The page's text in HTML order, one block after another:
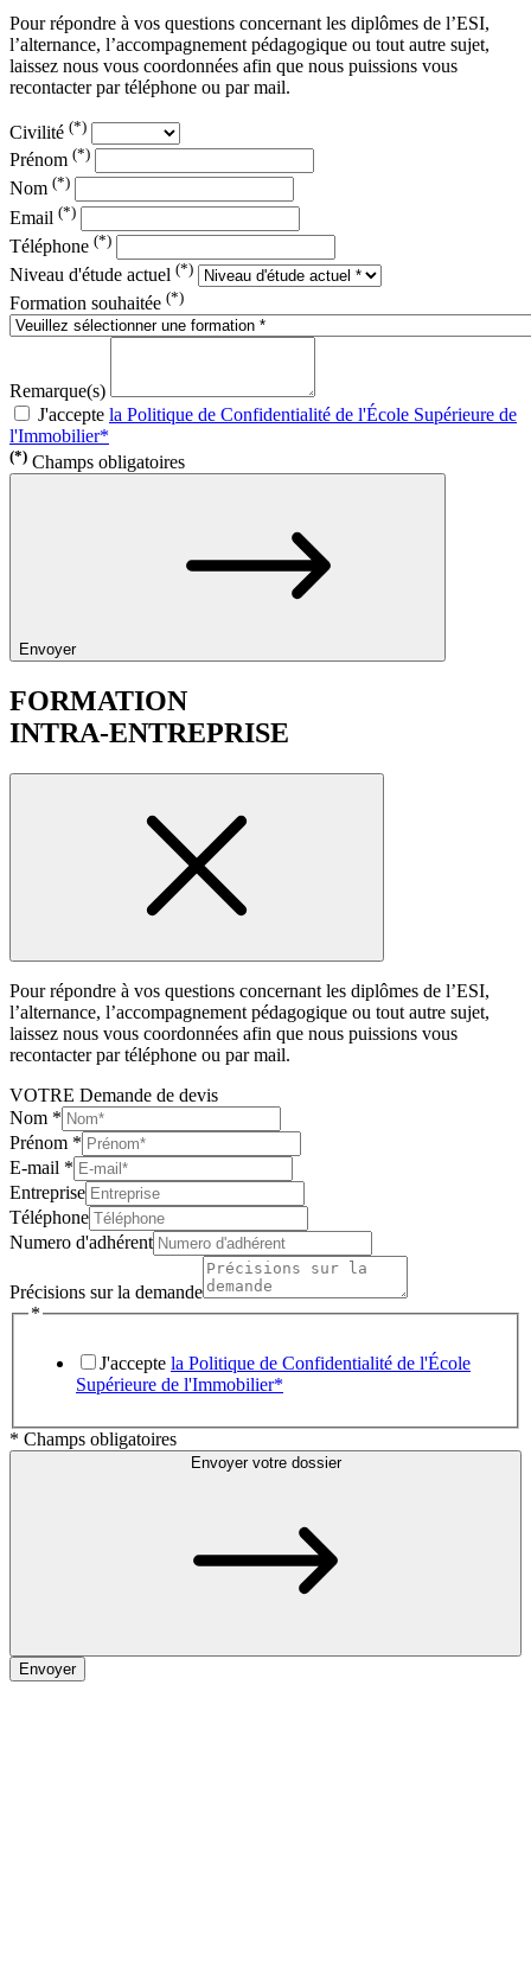
Pour répondre à vos questions concernant les diplômes de l’ESI,
l’alternance, l’accompagnement pédagogique ou tout autre sujet,
laissez nous vous coordonnées afin que nous puissions vous
recontacter par téléphone ou par mail.
Civilité (*)
Prénom (*)
Nom (*)
Email (*)
Téléphone (*)
Niveau d'étude actuel (*)
Formation souhaitée (*)
Remarque(s)
J'accepte la Politique de Confidentialité de l'École Supérieure de
l'Immobilier*
(*) Champs obligatoires
Envoyer
FORMATION
INTRA-ENTREPRISE
Pour répondre à vos questions concernant les diplômes de l’ESI,
l’alternance, l’accompagnement pédagogique ou tout autre sujet,
laissez nous vous coordonnées afin que nous puissions vous
recontacter par téléphone ou par mail.
VOTRE Demande de devis
Nom *
Prénom *
E-mail *
Entreprise
Téléphone
Numero d'adhérent
Précisions sur la demande
*
J'accepte la Politique de Confidentialité de l'École
Supérieure de l'Immobilier*
* Champs obligatoires
Envoyer votre dossier
Envoyer